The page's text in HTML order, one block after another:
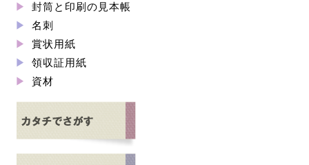
封筒と印刷の見本帳
名刺
賞状用紙
領収証用紙
資材